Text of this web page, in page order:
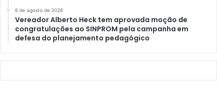
6 de agosto de 2026
Vereador Alberto Heck tem aprovada moção de
congratulações ao SINPROM pela campanha em
defesa do planejamento pedagógico